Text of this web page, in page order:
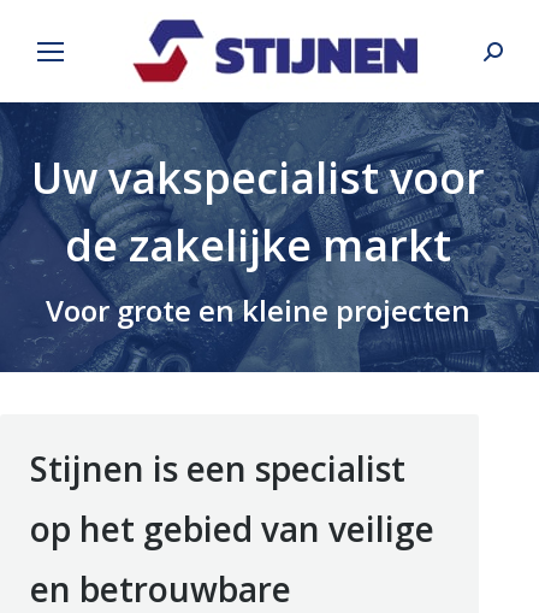
Uw vakspecialist voor
de zakelijke markt
Voor grote en kleine projecten
Stijnen is een specialist
op het gebied van veilige
en betrouwbare